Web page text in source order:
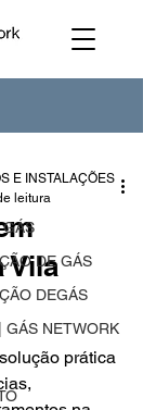
GÁS
DE GÁS
DEGÁS
GÁS NETWORK
Vila
E INSTALAÇÕES
leitura
estrelas.
prática